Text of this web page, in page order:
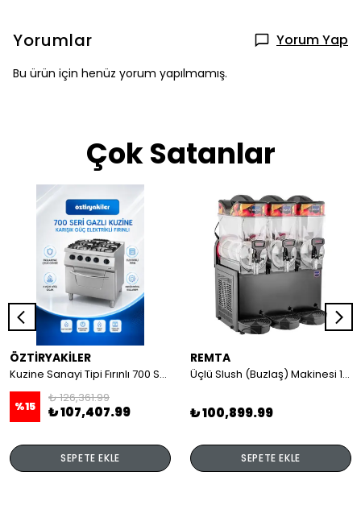
Yorumlar Yorum Yap
Bu ürün için henüz yorum yapılmamış.
Çok Satanlar
ÖZTİRYAKİLER
Kuzine Sanayi Tipi Fırınlı 700 Seri Gazlı 4 Açık Ateş 80x70x85 (Lp)-2X6Kw+2X7,5Kw+6Kw Elektrikli Fırın
%15
₺ 126,361.99
₺ 107,407.99
SEPETE EKLE
REMTA
Üçlü Slush (Buzlaş) Makinesi 12+12+12 lt
₺ 100,899.99
SEPETE EKLE